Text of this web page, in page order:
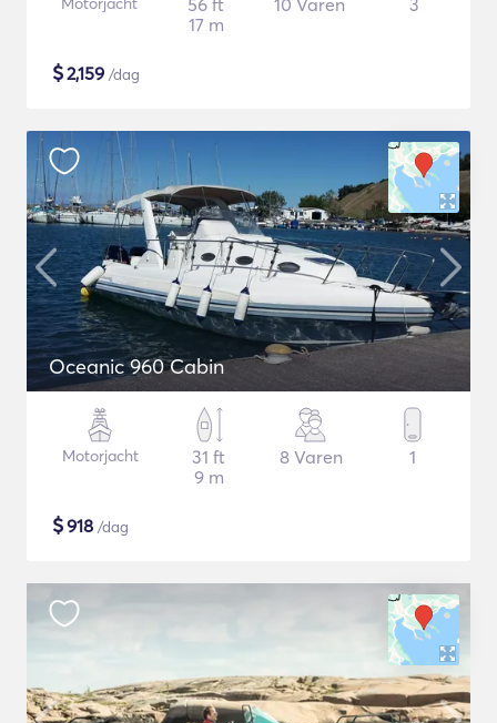
56 ft
17 m
10 Varen 3
$2,159 /dag
Oceanic 960 Cabin
Motorjacht
31 ft
9 m
8 Varen 1
$918 /dag